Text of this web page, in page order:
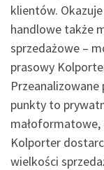
klientów.
handlowe także
sprzedażowe –
prasowy
punkty to
Kolporter
wielkości